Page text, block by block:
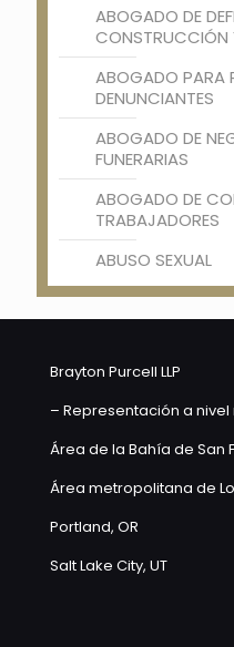
ABOGADO DE
CONSTRUCCIÓN
ABOGADO PARA
DENUNCIANTES
ABOGADO DE
FUNERARIAS
ABOGADO DE
TRABAJADORES
ABUSO SEXUAL
Brayton Purcell LLP
– Representación a
Área de la Bahía de San
Área metropolitana de
Portland, OR
Salt Lake City, UT